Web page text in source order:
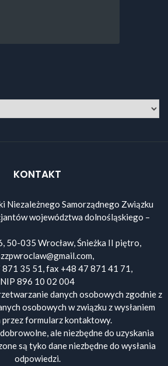
KONTAKT
Niezależnego Samorządnego Związku
województwa dolnośląskiego –
50-035 Wrocław, Śnieżka II piętro,
35 51, fax +48 47 871 41 71,
NIP 896 10 02 004
danych osobowych zgodnie z
osobowych w związku z wysłaniem
przez formularz kontaktowy.
ale niezbędne do uzyskania
są tyko dane niezbędne do wysłania
odpowiedzi.